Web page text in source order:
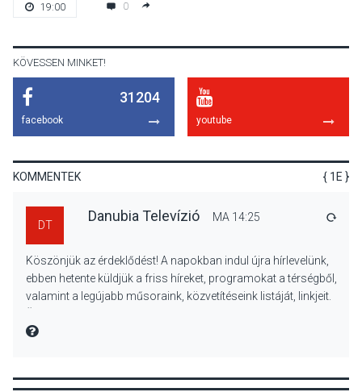
Különleges nyári élményt
kínálnak a szabadtéri
előadások a Skanzenben
KÖZÉLET 2026 AUG 05
19:00 0
KÖVESSEN MINKET!
31204
facebook youtube
KOMMENTEK { 1E }
DT
Danubia Televízió MA 14:25
Köszönjük az érdeklődést! A napokban indul újra hírlevelünk,
ebben hetente küldjük a friss híreket, programokat a térségből,
valamint a legújabb műsoraink, közvetítéseink listáját, linkjeit.
MIRE MONDTA